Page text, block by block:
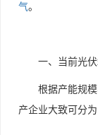
气。
一、当前光
根据产能规
产企业大致可分为